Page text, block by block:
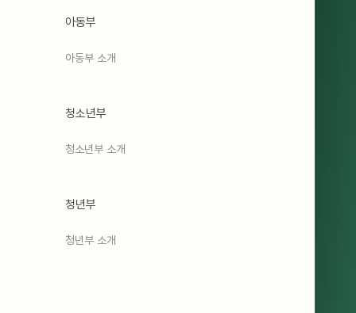
아동부
아동부 소개
청소년부
청소년부 소개
청년부
청년부 소개